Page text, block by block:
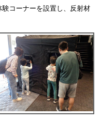
コーナーを設置し、反射材